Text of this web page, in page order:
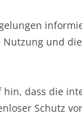
und
hin, dass die
Schutz